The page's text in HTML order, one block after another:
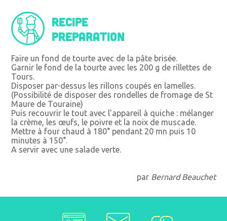
Recipe
preparation
Faire un fond de tourte avec de la pâte brisée.
Garnir le fond de la tourte avec les 200 g de rillettes de
Tours.
Disposer par-dessus les rillons coupés en lamelles.
(Possibilité de disposer des rondelles de fromage de St
Maure de Touraine)
Puis recouvrir le tout avec l'appareil à quiche : mélanger
la crème, les œufs, le poivre et la noix de muscade.
Mettre à four chaud à 180° pendant 20 mn puis 10
minutes à 150°.
A servir avec une salade verte.
par Bernard Beauchet